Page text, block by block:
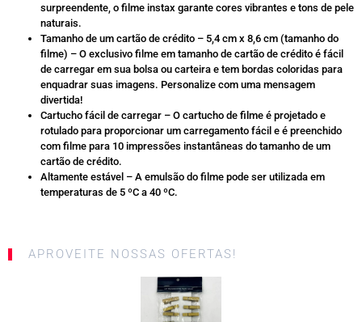
surpreendente, o filme instax garante cores vibrantes e tons de pele
naturais.
Tamanho de um cartão de crédito – 5,4 cm x 8,6 cm (tamanho do
filme) – O exclusivo filme em tamanho de cartão de crédito é fácil
de carregar em sua bolsa ou carteira e tem bordas coloridas para
enquadrar suas imagens. Personalize com uma mensagem
divertida!
Cartucho fácil de carregar – O cartucho de filme é projetado e
rotulado para proporcionar um carregamento fácil e é preenchido
com filme para 10 impressões instantâneas do tamanho de um
cartão de crédito.
Altamente estável – A emulsão do filme pode ser utilizada em
temperaturas de 5 ºC a 40 ºC.
APROVEITE NOSSAS OFERTAS!